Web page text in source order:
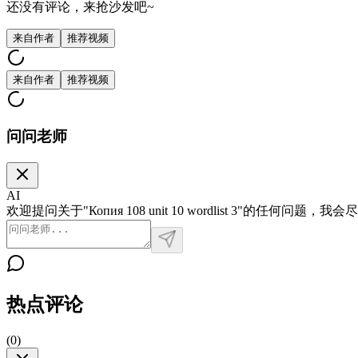
还没有评论，来抢沙发吧~
来自作者 推荐视频
来自作者 推荐视频
问问老师
AI
欢迎提问关于"Копия 108 unit 10 wordlist 3"的任何问题，我会
热点评论
(0)